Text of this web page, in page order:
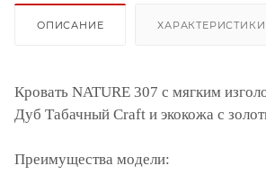
ОПИСАНИЕ ХАРАКТЕРИСТИКИ
Кровать NATURE 307 с мягким
Дуб Табачный Craft и экокожа с
Преимущества модели: